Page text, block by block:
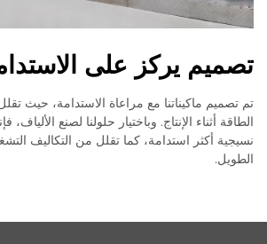
تصميم يركز على
تم تصميم ماكيناتنا مع مراعاة الاستدامة، حيث
الطاقة أثناء الإنتاج. وباختيار حلولنا لصنع
نسيجية أكثر استدامة، كما تقلل من التكاليف
الطويل.